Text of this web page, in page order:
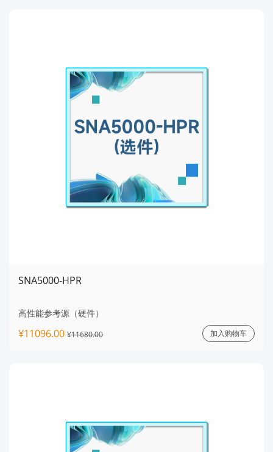
SNA5000-HPR
高性能参考源（硬件）
¥11096.00 ¥11680.00 加入购物车